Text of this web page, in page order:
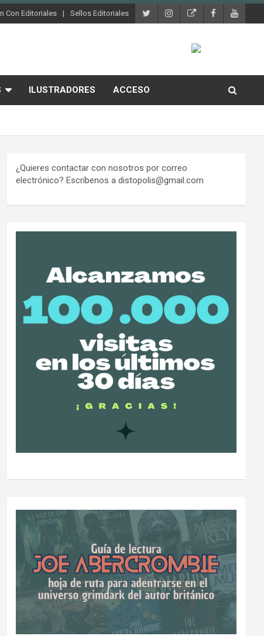
Con Editoriales Sellos Editoriales
ILUSTRADORES ACCESO
¿Quieres contactar con nosotros por correo
electrónico? Escríbenos a distopolis@gmail.com